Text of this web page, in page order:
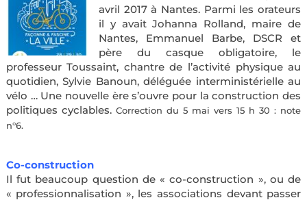
avril 2017 à Nantes. Parmi les orateurs
il y avait Johanna Rolland, maire de
Nantes, Emmanuel Barbe, DSCR et
père du casque obligatoire, le
professeur Toussaint, chantre de l’activité physique au
quotidien, Sylvie Banoun, déléguée interministérielle au
vélo … Une nouvelle ère s’ouvre pour la construction des
politiques cyclables. Correction du 5 mai vers 15 h 30 : note
n°6.
Co-construction
Il fut beaucoup question de « co-construction », ou de
« professionnalisation », les associations devant passer